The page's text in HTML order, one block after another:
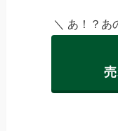
＼ あ！？あ